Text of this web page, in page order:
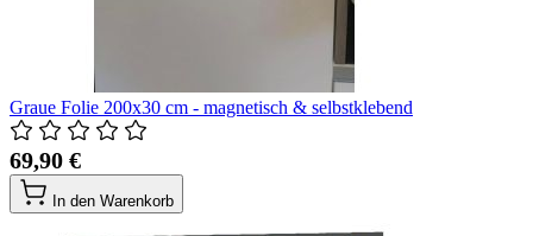
Graue Folie 200x30 cm - magnetisch & selbstklebend
69,90 €
In den Warenkorb